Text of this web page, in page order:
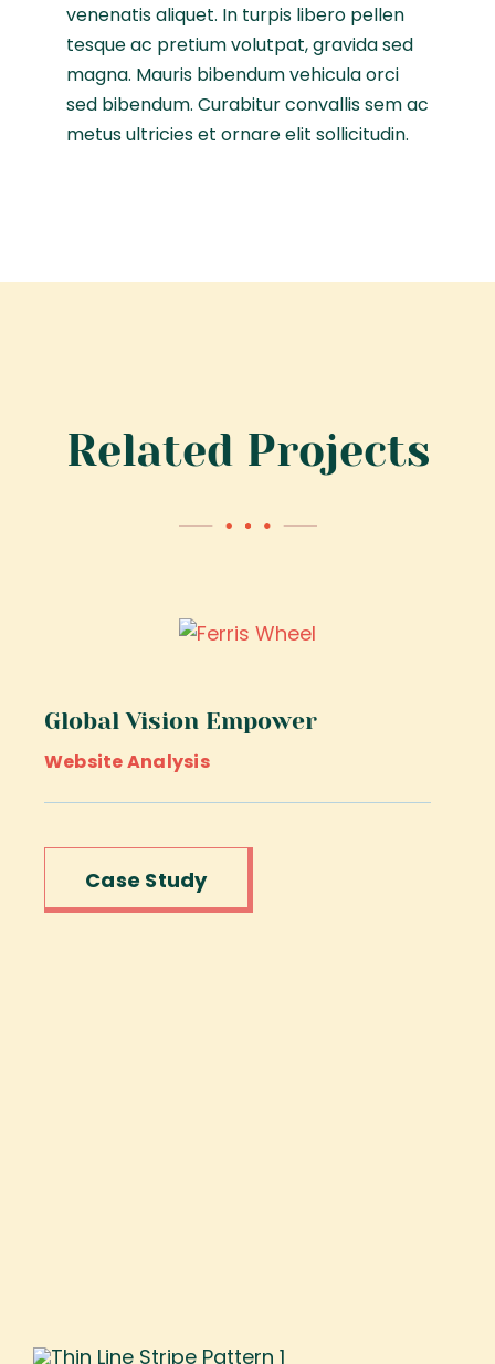
venenatis aliquet. In turpis libero pellen
tesque ac pretium volutpat, gravida sed
magna. Mauris bibendum vehicula orci
sed bibendum. Curabitur convallis sem ac
metus ultricies et ornare elit sollicitudin.
Related Projects
Global Vision Empower
Website Analysis
Case Study